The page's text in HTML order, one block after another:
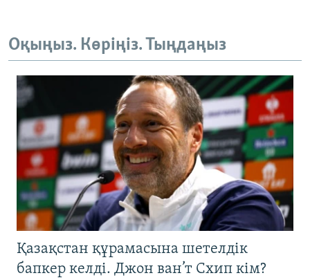
Оқыңыз. Көріңіз. Тыңдаңыз
Қазақстан құрамасына шетелдік
бапкер келді. Джон ван’т Схип кім?